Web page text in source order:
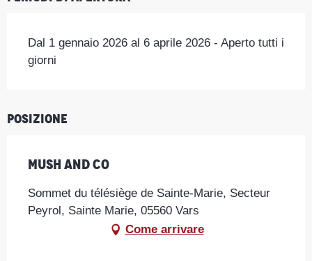
Dal 1 gennaio 2026 al 6 aprile 2026 - Aperto tutti i
giorni
Posizione
Mush and Co
Sommet du télésiège de Sainte-Marie, Secteur
Peyrol, Sainte Marie, 05560 Vars
Come arrivare